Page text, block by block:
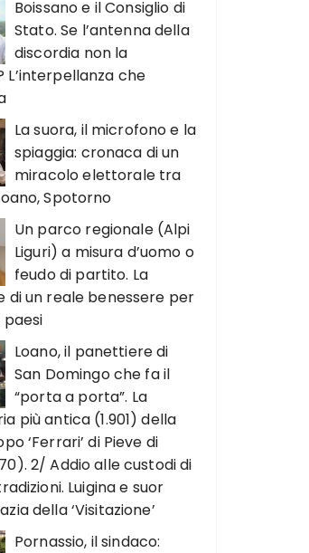
Boissano e il Consiglio di
Stato. Se l’antenna della
discordia non la
L’interpellanza che
La suora, il microfono e la
spiaggia: cronaca di un
miracolo elettorale tra
Spotorno
Un parco regionale (Alpi
Liguri) a misura d’uomo o
feudo di partito. La
di un reale benessere per
Loano, il panettiere di
San Domingo che fa il
“porta a porta”. La
più antica (1.901) della
‘Ferrari’ di Pieve di
2/ Addio alle custodi di
Luigina e suor
della ‘Visitazione’
Pornassio, il sindaco: